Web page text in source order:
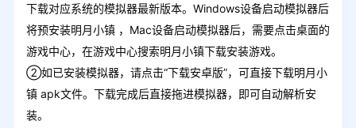
下载对应系统的模拟器最新版本。Windows设备启动模拟器后
将预安装明月小镇 ，Mac设备启动模拟器后，需要点击桌面的
游戏中心，在游戏中心搜索明月小镇下载安装游戏。
②如已安装模拟器，请点击“下载安卓版”，可直接下载明月小
镇 apk文件。下载完成后直接拖进模拟器，即可自动解析安
装。